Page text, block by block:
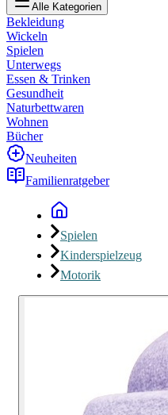
Alle Kategorien
Bekleidung
Wickeln
Spielen
Unterwegs
Essen & Trinken
Gesundheit
Naturbettwaren
Wohnen
Bücher
Neuheiten
Familienratgeber
Spielen
Kinderspielzeug
Motorik